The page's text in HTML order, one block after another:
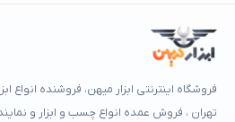
فروشگاه اینترنتی ابزار میهن، فروشنده انواع
تهران ، فروش عمده انواع چسب و ابزار و